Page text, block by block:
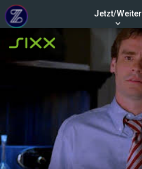
Jetzt/Weiter
keyboard_arrow_down